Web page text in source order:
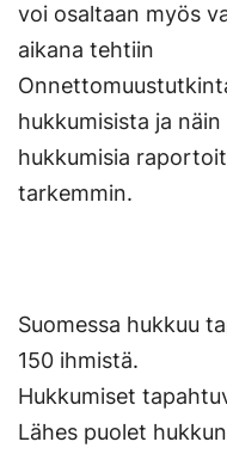
voi osaltaan myös
aikana tehtiin
hukkumisista ja näin
hukkumisia
tarkemmin.
Suomessa hukkuu
150 ihmistä.
Hukkumiset
Lähes puolet